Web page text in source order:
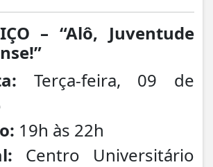
– “Alô, Juventude
Terça-feira, 09 de
19h às 22h
Centro Universitário